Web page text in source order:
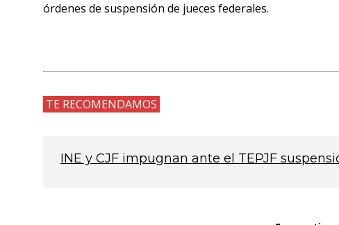
órdenes de suspensión de jueces federales.
TE RECOMENDAMOS
INE y CJF impugnan ante el TEPJF